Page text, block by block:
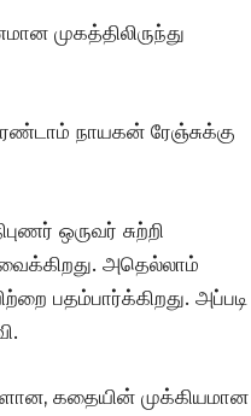
முகத்திலிருந்து
நாயகன் ரேஞ்சுக்கு
ஒருவர் சுற்றி
அதெல்லாம்
பதம்பார்க்கிறது. அப்படி
கதையின் முக்கியமான